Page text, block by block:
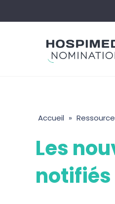
Accueil »
Les
notifiés